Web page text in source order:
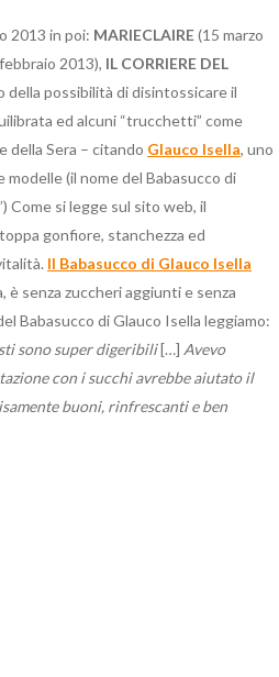
2013 in poi: MARIECLAIRE(15 marzo
2013), IL CORRIERE DEL
della possibilità di disintossicare il
ed alcuni “trucchetti” come
della Sera – citando Glauco Isella, uno
(il nome del Babasucco di
Come si legge sul sito web, il
gonfiore, stanchezza ed
Il Babasucco di Glauco Isella
senza zuccheri aggiunti e senza
Babasucco di Glauco Isella leggiamo:
sono super digeribili[…] Avevo
con i succhi avrebbe aiutato il
buoni, rinfrescanti e ben